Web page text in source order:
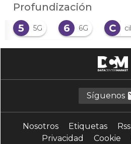
Profundización
5
5G 6 6G C
E Edge computing I
L
Nube N
R redes privadas R
Síguenos
Nosotros Etiquetas
Privacidad
Cookie